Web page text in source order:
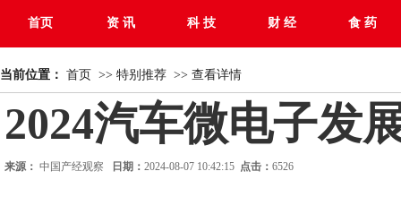
首页 资 讯 科 技 财 经 食 药
当前位置： 首页 >> 特别推荐 >> 查看详情
2024汽车微电子发
来源： 中国产经观察 日期： 2024-08-07 10:42:15 点击： 6526